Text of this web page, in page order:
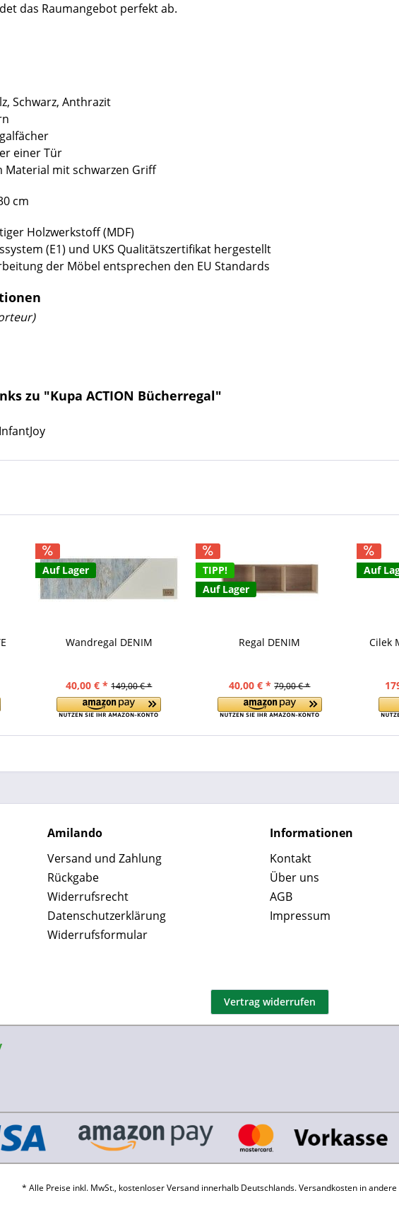
das Raumangebot perfekt ab.
Schwarz, Anthrazit
einer Tür
Material mit schwarzen Griff
cm
Holzwerkstoff (MDF)
(E1) und UKS Qualitätszertifikat hergestellt
der Möbel entsprechen den EU Standards
zu "Kupa ACTION Bücherregal"
Auf Lager
Wandregal DENIM
40,00 € * 149,00 € *
TIPP!
Auf Lager
Regal DENIM
40,00 € * 79,00 € *
Auf
Cilek
Amilando
Versand und Zahlung
Rückgabe
Widerrufsrecht
Datenschutzerklärung
Widerrufsformular
Informationen
Kontakt
Über uns
AGB
Impressum
Vertrag widerrufen
* Alle Preise inkl. MwSt., kostenloser Versand innerhalb Deutschlands.Versandkosten in andere